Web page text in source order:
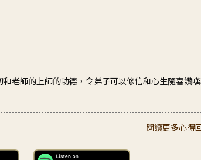
老師的上師的功德，令弟子可以修信和心生隨喜讚
閱讀更多心得